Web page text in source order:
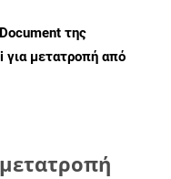
της
για μετατροπή από